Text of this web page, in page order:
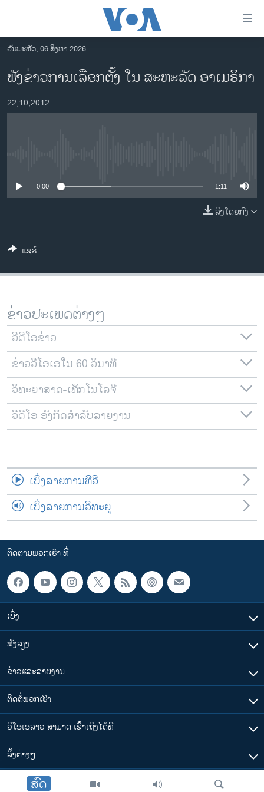
ເຂົ້າ
ຫາ
ຂ້າມ
ຂ້າມ
ຂ້າມ
ລາວ
ອາເມຣິກາ
ເອເຊຍ
ຊຸມຊົນຊາວລາວ
ວິທະຍາສາດ-ເທັກໂນໂລຈີ
ພາສາອັງກິດ
ວີດີໂອ
ສຽງ
ລາຍການກະຈາຍສຽງ
ລາຍງານ
ຕິດຕາມພວກເຮົາ ທີ່
ສົດ
ວັນພະຫັດ, 06 ສິງຫາ 2026
ຟັງຂ່າວການເລືອກຕັ້ງ ໃນ ສະຫະລັດ ອາເມຣິກາ
22,10,2012
0:00 1:11
ລິງໂດຍກົງ
ແຊຣ໌
ຂ່າວປະເພດຕ່າງໆ
ວີດີໂອຂ່າວ
ຂ່າວວີໂອເອໃນ 60 ວິນາທີ
ວິທະຍາສາດ-ເທັກໂນໂລຈີ
ວີດີໂອ ອັງກິດສຳລັບລາຍງານ
ເບິ່ງລາຍການທີວີ
ເບິ່ງລາຍການວິທະຍຸ
ຕິດຕາມພວກເຮົາ ທີ່
ເບິ່ງ
ຟັງສຽງ
ຂ່າວແລະລາຍງານ
ຕິດຕໍ່ພວກເຮົາ
ວີໂອເອລາວ ສາມາດ ເຂົ້າເຖິງໄດ້ທີ່
​ລິ້ງ​ຕ່າງໆ
ຕາມເວລາໃນລາວ